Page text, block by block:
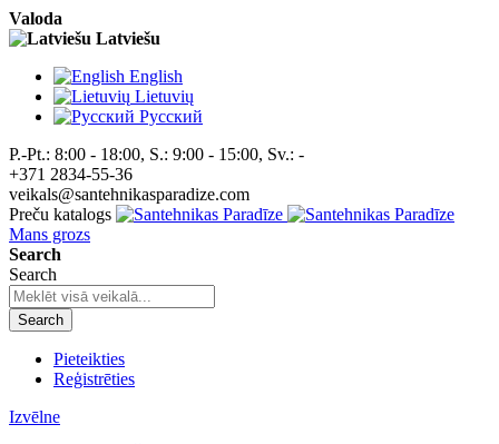
Valoda
Latviešu
English
Lietuvių
Pусский
P.-Pt.: 8:00 - 18:00, S.: 9:00 - 15:00, Sv.: -
+371 2834-55-36
veikals@santehnikasparadize.com
Preču katalogs
Mans grozs
Search
Search
Search
Pieteikties
Reģistrēties
Izvēlne